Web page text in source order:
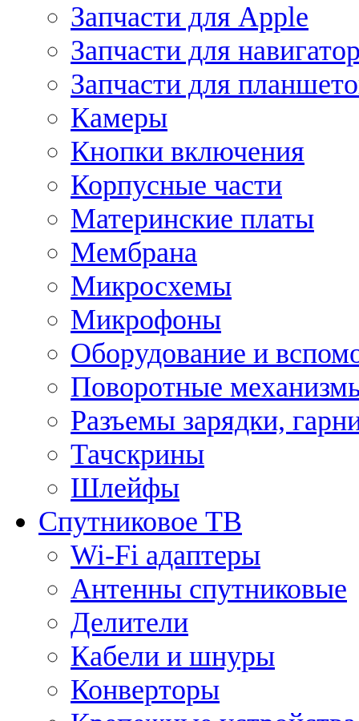
Запчасти для Apple
Запчасти для
Запчасти для
Камеры
Кнопки включения
Корпусные части
Материнские платы
Мембрана
Микросхемы
Микрофоны
Оборудование и
Поворотные
Разъемы зарядки,
Тачскрины
Шлейфы
Спутниковое ТВ
Wi-Fi адаптеры
Антенны спутниковые
Делители
Кабели и шнуры
Конверторы